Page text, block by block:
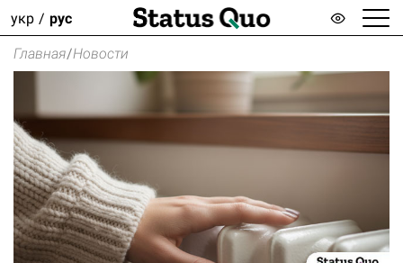
укр рус
Главная/Новости